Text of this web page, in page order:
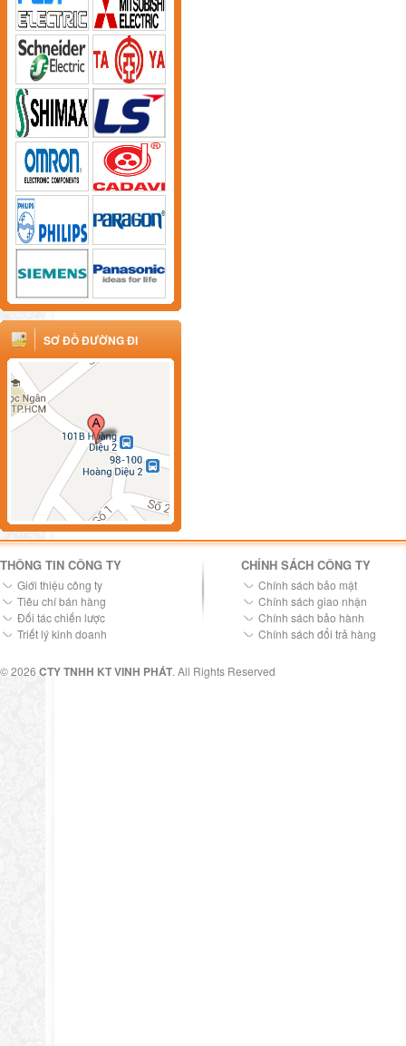
SƠ ĐỒ ĐƯỜNG ĐI
THÔNG TIN CÔNG TY
Giới thiệu công ty
Tiêu chí bán hàng
Đối tác chiến lược
Triết lý kinh doanh
CHÍNH SÁCH CÔNG TY
Chính sách bảo mật
Chính sách giao nhận
Chính sách bảo hành
Chính sách đổi trả hàng
© 2026 CTY TNHH KT VINH PHÁT. All Rights Reserved